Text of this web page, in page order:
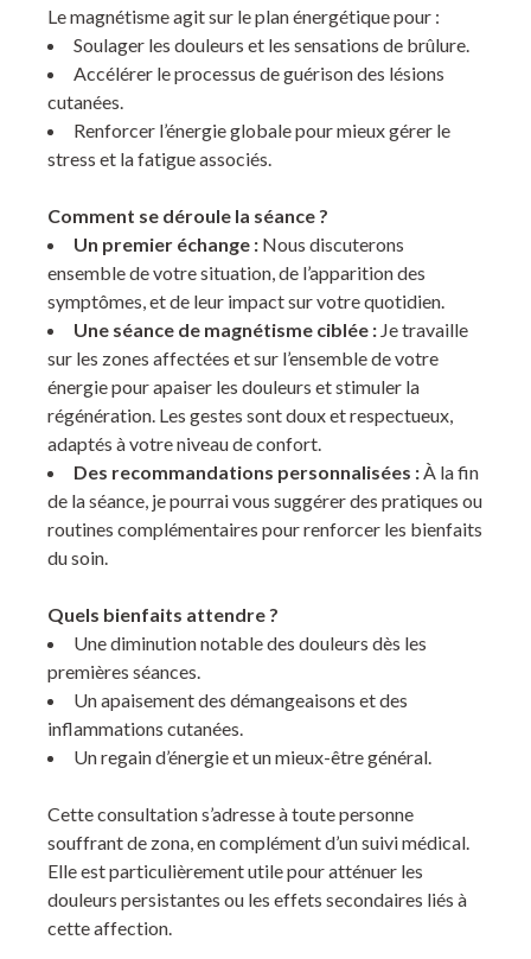
Le magnétisme agit sur le plan énergétique pour :
Soulager les douleurs et les sensations de brûlure.
Accélérer le processus de guérison des lésions
cutanées.
Renforcer l’énergie globale pour mieux gérer le
stress et la fatigue associés.
Comment se déroule la séance ?
Un premier échange : Nous discuterons
ensemble de votre situation, de l’apparition des
symptômes, et de leur impact sur votre quotidien.
Une séance de magnétisme ciblée : Je travaille
sur les zones affectées et sur l’ensemble de votre
énergie pour apaiser les douleurs et stimuler la
régénération. Les gestes sont doux et respectueux,
adaptés à votre niveau de confort.
Des recommandations personnalisées :À la fin
de la séance, je pourrai vous suggérer des pratiques ou
routines complémentaires pour renforcer les bienfaits
du soin.
Quels bienfaits attendre ?
Une diminution notable des douleurs dès les
premières séances.
Un apaisement des démangeaisons et des
inflammations cutanées.
Un regain d’énergie et un mieux-être général.
Cette consultation s’adresse à toute personne
souffrant de zona, en complément d’un suivi médical.
Elle est particulièrement utile pour atténuer les
douleurs persistantes ou les effets secondaires liés à
cette affection.